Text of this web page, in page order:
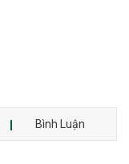
Bình Luận